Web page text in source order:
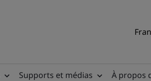
Supports et médias À propos